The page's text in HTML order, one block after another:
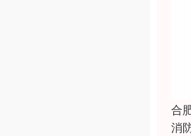
合
消